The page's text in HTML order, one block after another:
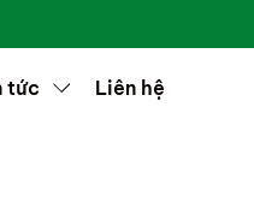
tức Liên hệ